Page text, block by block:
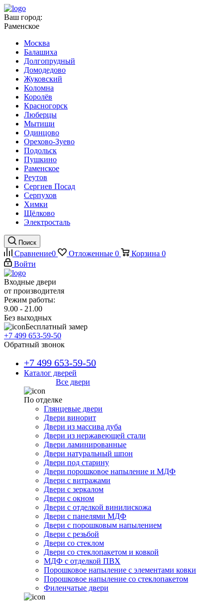
Ваш город:
Раменское
Москва
Балашиха
Долгопрудный
Домодедово
Жуковский
Коломна
Королёв
Красногорск
Люберцы
Мытищи
Одинцово
Орехово-Зуево
Подольск
Пушкино
Раменское
Реутов
Сергиев Посад
Серпухов
Химки
Щёлково
Электросталь
Поиск
Сравнение0 Отложенные 0 Корзина 0
Войти
Входные двери
от производителя
Режим работы:
9.00 - 21.00
Без выходных
Бесплатный замер
+7 499 653-59-50
Обратный звонок
+7 499 653-59-50
Каталог дверей
Все двери
По отделке
Глянцевые двери
Двери винорит
Двери из массива дуба
Двери из нержавеющей стали
Двери ламинированные
Двери натуральный шпон
Двери под старину
Двери порошковое напыление и МДФ
Двери с витражами
Двери с зеркалом
Двери с окном
Двери с отделкой винилискожа
Двери с панелями МДФ
Двери с порошковым напылением
Двери с резьбой
Двери со стеклом
Двери со стеклопакетом и ковкой
МДФ с отделкой ПВХ
Порошковое напыление с элементами ковки
Порошковое напыление со стеклопакетом
Филенчатые двери